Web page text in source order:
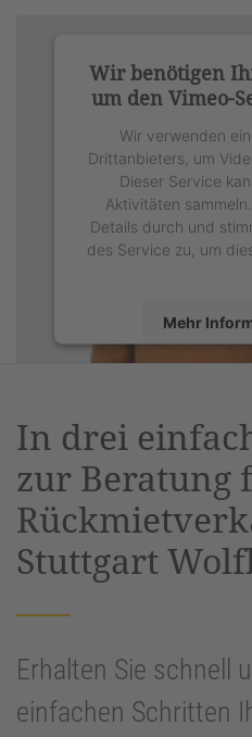
Wir benötigen
um den Vimeo-
Wir verwenden
Drittanbieters, um
Dieser Service
Aktivitäten
Details durch und
des Service zu, um
Mehr
Management
In drei
zur Beratung
Stuttgart
Erhalten Sie schnell
einfachen Schritten